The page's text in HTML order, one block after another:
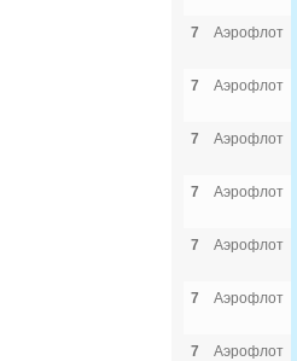
7 Аэрофлот
7 Аэрофлот
7 Аэрофлот
7 Аэрофлот
7 Аэрофлот
7 Аэрофлот
7 Аэрофлот